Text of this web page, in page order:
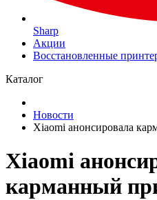
Sharp
Акции
Восстановленные
Каталог
Новости
Xiaomi анонсировала
Xiaomi
карманный